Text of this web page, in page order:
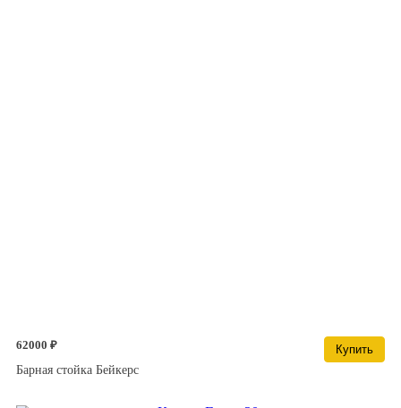
62000 ₽
Купить
Барная стойка Бейкерс